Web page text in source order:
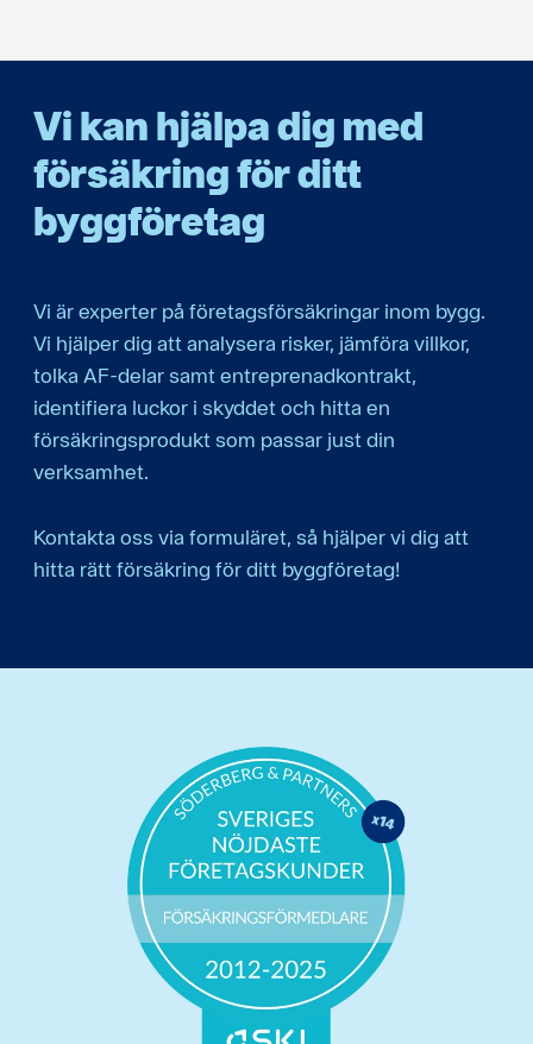
Vi kan hjälpa dig med
försäkring för ditt
byggföretag
Vi är experter på företagsförsäkringar inom bygg.
Vi hjälper dig att analysera risker, jämföra villkor,
tolka AF-delar samt entreprenadkontrakt,
identifiera luckor i skyddet och hitta en
försäkringsprodukt som passar just din
verksamhet.
Kontakta oss via formuläret, så hjälper vi dig att
hitta rätt försäkring för ditt byggföretag!